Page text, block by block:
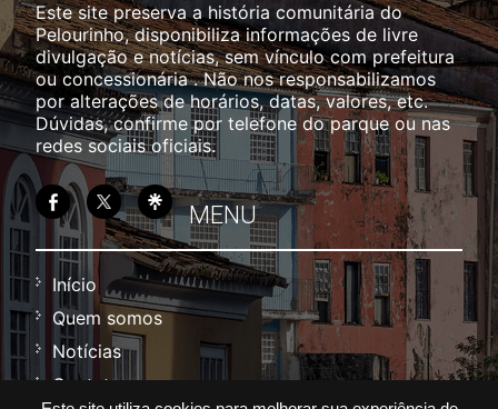
Este site preserva a história comunitária do
Pelourinho, disponibiliza informações de livre
divulgação e notícias, sem vínculo com prefeitura
ou concessionária . Não nos responsabilizamos
por alterações de horários, datas, valores, etc.
Dúvidas, confirme por telefone do parque ou nas
redes sociais oficiais.
MENU
Início
Quem somos
Notícias
Contato